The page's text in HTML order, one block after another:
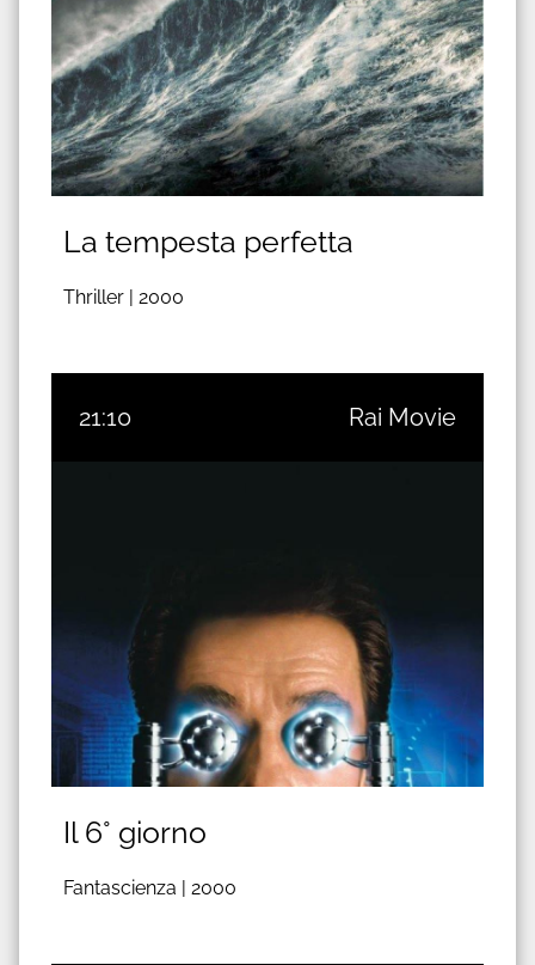
La tempesta perfetta
Thriller | 2000
21:10 Rai Movie
Il 6° giorno
Fantascienza | 2000